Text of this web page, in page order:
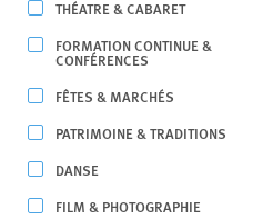
THÉATRE & CABARET
FORMATION CONTINUE &
CONFÉRENCES
FÊTES & MARCHÉS
PATRIMOINE & TRADITIONS
DANSE
FILM & PHOTOGRAPHIE